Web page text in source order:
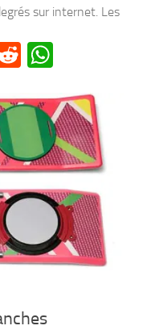
sur internet. Les
Reddit